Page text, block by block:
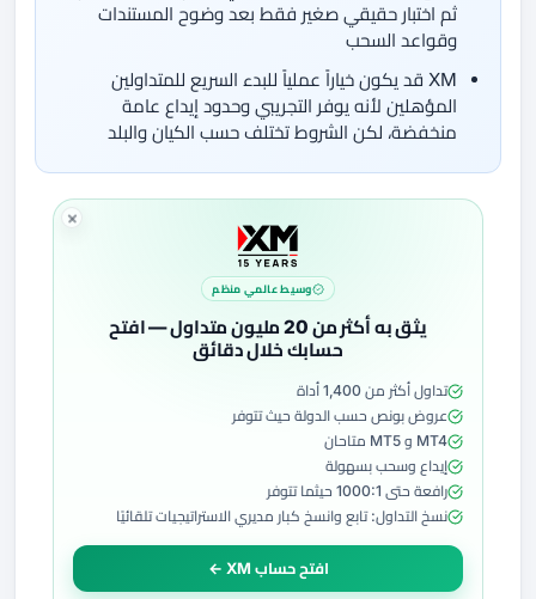
ثم اختبار حقيقي صغير فقط بعد وضوح المستندات
وقواعد السحب
XM قد يكون خياراً عملياً للبدء السريع للمتداولين
المؤهلين لأنه يوفر التجريبي وحدود إيداع عامة
منخفضة، لكن الشروط تختلف حسب الكيان والبلد
وسيط عالمي منظم
يثق به أكثر من 20 مليون متداول — افتح
حسابك خلال دقائق
تداول أكثر من 1,400 أداة
عروض بونص حسب الدولة حيث تتوفر
MT4 و MT5 متاحان
إيداع وسحب بسهولة
رافعة حتى 1000:1 حيثما تتوفر
نسخ التداول: تابع وانسخ كبار مديري الاستراتيجيات تلقائيًا
افتح حساب XM ←